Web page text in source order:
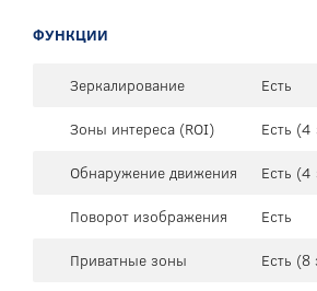
ФУНКЦИИ
Зеркалирование
Есть
Зоны интереса (ROI)
Есть
Обнаружение движения
Есть
Поворот изображения
Есть
Приватные зоны
Есть (8